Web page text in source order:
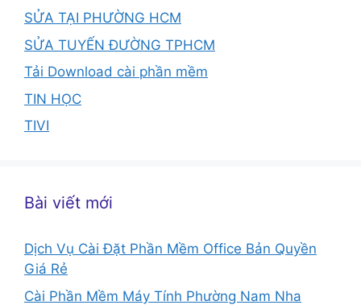
SỬA TẠI PHƯỜNG HCM
SỬA TUYẾN ĐƯỜNG TPHCM
Tải Download cài phần mềm
TIN HỌC
TIVI
Bài viết mới
Dịch Vụ Cài Đặt Phần Mềm Office Bản Quyền
Giá Rẻ
Cài Phần Mềm Máy Tính Phường Nam Nha